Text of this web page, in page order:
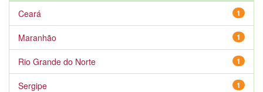
1
Ceará
1
Maranhão
1
Rio Grande do Norte
1
Sergipe